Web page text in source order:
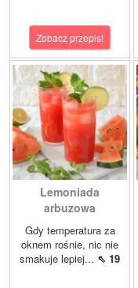
Zobacz przepis!
Lemoniada
arbuzowa
Gdy temperatura za
oknem rośnie, nic nie
smakuje lepiej... ⇖ 19